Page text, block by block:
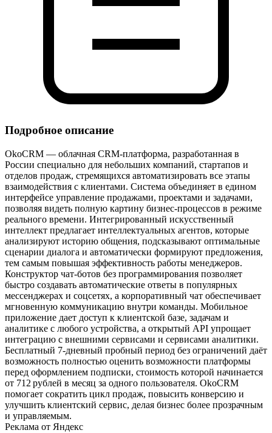
Подробное описание
OkoCRM — облачная CRM‑платформа, разработанная в
России специально для небольших компаний, стартапов и
отделов продаж, стремящихся автоматизировать все этапы
взаимодействия с клиентами. Система объединяет в едином
интерфейсе управление продажами, проектами и задачами,
позволяя видеть полную картину бизнес‑процессов в режиме
реального времени. Интегрированный искусственный
интеллект предлагает интеллектуальных агентов, которые
анализируют историю общения, подсказывают оптимальные
сценарии диалога и автоматически формируют предложения,
тем самым повышая эффективность работы менеджеров.
Конструктор чат‑ботов без программирования позволяет
быстро создавать автоматические ответы в популярных
мессенджерах и соцсетях, а корпоративный чат обеспечивает
мгновенную коммуникацию внутри команды. Мобильное
приложение дает доступ к клиентской базе, задачам и
аналитике с любого устройства, а открытый API упрощает
интеграцию с внешними сервисами и сервисами аналитики.
Бесплатный 7‑дневный пробный период без ограничений даёт
возможность полностью оценить возможности платформы
перед оформлением подписки, стоимость которой начинается
от 712 рублей в месяц за одного пользователя. OkoCRM
помогает сократить цикл продаж, повысить конверсию и
улучшить клиентский сервис, делая бизнес более прозрачным
и управляемым.
Реклама от Яндекс